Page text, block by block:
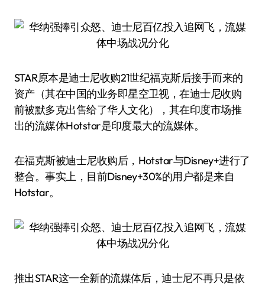
STAR原本是迪士尼收购21世纪福克斯后接手而来的
资产（其在中国的业务即星空卫视，在迪士尼收购
前被默多克出售给了华人文化），其在印度市场推
出的流媒体Hotstar是印度最大的流媒体。
在福克斯被迪士尼收购后，Hotstar与Disney+进行了
整合。事实上，目前Disney+30%的用户都是来自
Hotstar。
推出STAR这一全新的流媒体后，迪士尼不再只是依